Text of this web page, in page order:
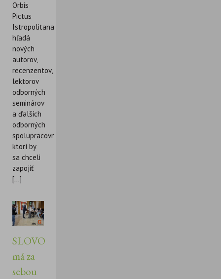
Orbis
Pictus
Istropolitana
hľadá
nových
autorov,
recenzentov,
lektorov
odborných
seminárov
a ďalších
odborných
spolupracovníkov,
ktorí by
sa chceli
zapojiť
[...]
SLOVO
má za
sebou